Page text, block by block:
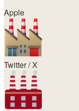
Apple
Twitter / X